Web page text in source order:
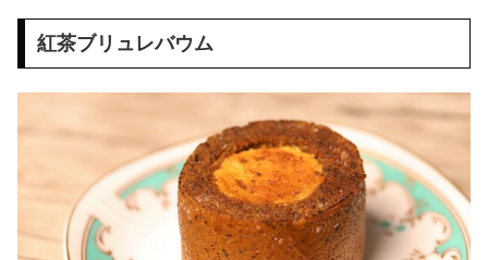
紅茶ブリュレバウム